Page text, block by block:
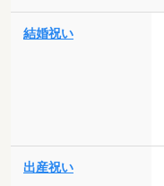
結婚祝い
出産祝い